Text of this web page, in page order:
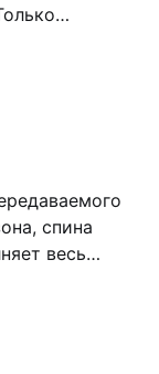
капели.
выходы
спина
весь
совсем
бумажку.